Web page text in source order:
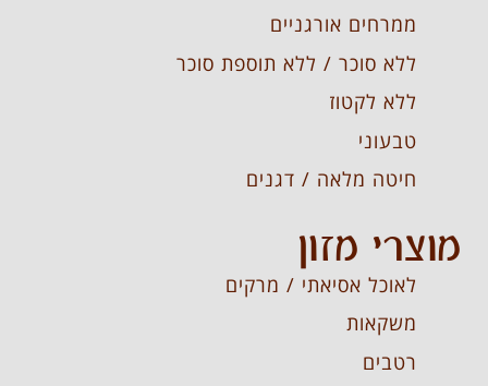
ממרחים אורגניים
ללא סוכר / ללא תוספת סוכר
ללא לקטוז
טבעוני
חיטה מלאה / דגנים
מוצרי מזון
לאוכל אסיאתי / מרקים
משקאות
רטבים